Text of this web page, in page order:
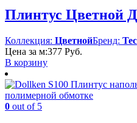
Плинтус Цветной
Коллекция: ЦветнойБренд:
Цена за м:377 Руб.
В корзину
0 out of 5